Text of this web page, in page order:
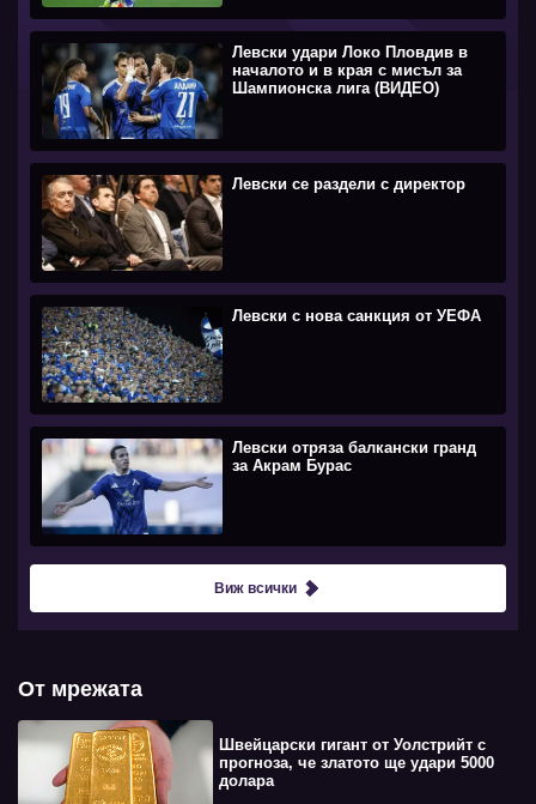
Левски удари Локо Пловдив в
началото и в края с мисъл за
Шампионска лига (ВИДЕО)
Левски се раздели с директор
Левски с нова санкция от УЕФА
Левски отряза балкански гранд
за Акрам Бурас
Виж всички
От мрежата
Швейцарски гигант от Уолстрийт с
прогноза, че златото ще удари 5000
долара